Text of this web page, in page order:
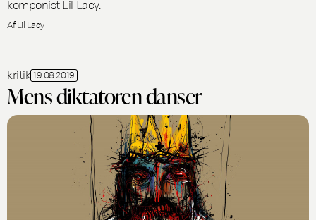
komponist Lil Lacy.
Af Lil Lacy
kritik 19.08.2019
Mens diktatoren danser